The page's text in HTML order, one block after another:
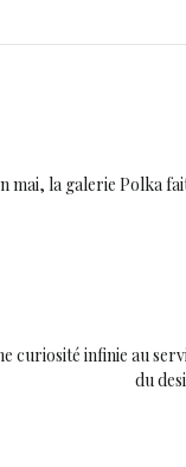
mai, la galerie Polka
curiosité infinie au
du